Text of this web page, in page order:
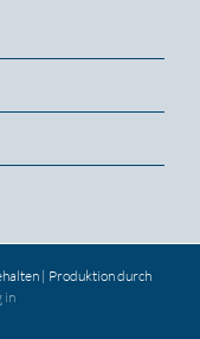
| Produktion durch
in